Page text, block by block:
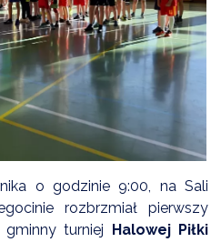
o godzinie 9:00, na Sali
rozbrzmiał pierwszy
turniej
Halowej Piłki